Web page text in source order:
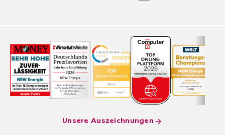
Unsere Auszeichnungen